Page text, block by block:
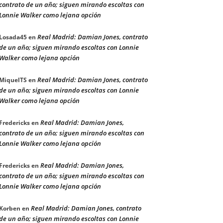
de un año; siguen mirando escoltas con
Walker como lejana opción
Losada45en Real Madrid: Damian Jones, contrato
un año; siguen mirando escoltas con Lonnie
Walker como lejana opción
MiquelTS en Real Madrid: Damian Jones, contrato
un año; siguen mirando escoltas con Lonnie
Walker como lejana opción
Fredericksen Real Madrid: Damian Jones,
de un año; siguen mirando escoltas con
Walker como lejana opción
Fredericksen Real Madrid: Damian Jones,
de un año; siguen mirando escoltas con
Walker como lejana opción
Korben en Real Madrid: Damian Jones, contrato
un año; siguen mirando escoltas con Lonnie